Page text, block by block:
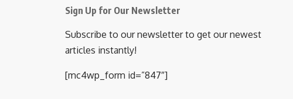
Sign Up for Our Newsletter
Subscribe to our newsletter to get our newest
articles instantly!
[mc4wp_form id=”847″]